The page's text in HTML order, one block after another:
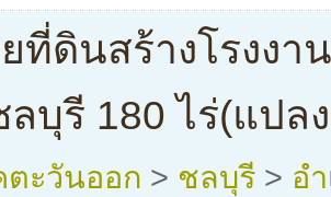
ที่ดินสร้างโรงงา
ลบุรี 180 ไร่(แปล
ตะวันออก > ชลบุรี > อ